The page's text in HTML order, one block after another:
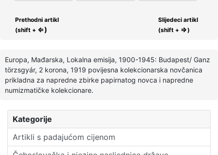
Kategorije
Artikli s padajućom cijenom
Prethodni artikl
(shift + ⇐)
Slijedeci artikl
(shift + ⇒)
Europa, Mađarska, Lokalna emisija, 1900-1945: Budapest/ Ganz
törzsgyár, 2 korona, 1919 povijesna kolekcionarska novčanica
prikladna za napredne zbirke papirnatog novca i napredne
numizmatičke kolekcionare.